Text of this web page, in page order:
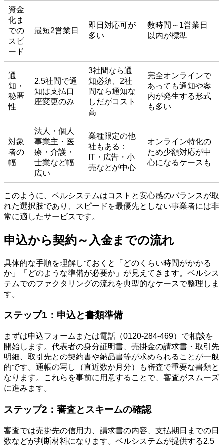
資金
化ま
での
スピ
ード
最短2営業日
即日対応可が
多い
数時間～1営業日
以内が標準
通
知・
秘匿
性
2.5社間で通
知は支払口
座変更のみ
3社間なら通
知必須、2社
間なら通知な
しだがコスト
高
完全オンラインで
あっても通知や案
内が発生する形式
も多い
対象
者の
幅
法人・個人
事業主・医
療・介護・
士業など幅
広い
業種限定の他
社もある：
IT・広告・小
売などが中心
オンライン特化の
ため少額対応が中
心になるケースも
このように、ベルシステムはコストと安心感のバランスが取
れた選択肢であり、スピードを最優先としない事業者には非
常に適したサービスです。
申込から契約～入金までの流れ
具体的な手順を理解しておくと「どのくらい時間がかかる
か」「どのような準備が必要か」が見えてきます。ベルシス
テムでのファクタリングの流れを典型的なケースで整理しま
す。
ステップ1：申込と書類準備
まずは申込フォームまたは電話（0120-284-469）で相談を
開始します。代表者の身分証明書、売掛金の請求書・取引先
明細、取引先との契約書や納品書等が求められることが一般
的です。通帳の写し（直近数か月分）も審査で重要な書類と
なります。これらを事前に用意することで、審査がスムーズ
に進みます。
ステップ2：審査とスキームの確認
審査では売掛先の信用力、請求書の内容、支払期日までの日
数などが判断材料になります。ベルシステムが提供する2.5